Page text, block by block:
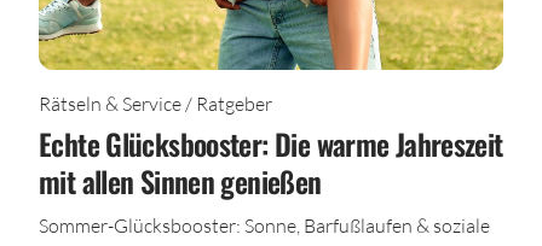
Rätseln & Service / Ratgeber
Echte Glücksbooster: Die warme Jahreszeit
mit allen Sinnen genießen
Sommer-Glücksbooster: Sonne, Barfußlaufen & soziale